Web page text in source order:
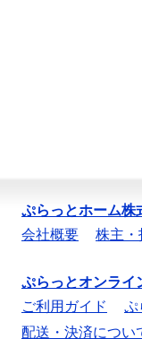
ぷらっとホーム株
会社概要
株主・
ぷらっとオンライ
ご利用ガイド
ぷ
配送・決済につい